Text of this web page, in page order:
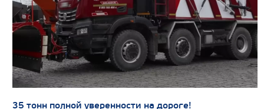
Производитель
Экологический класс
Грузоподъемность, кг
Вместимость кузова, м3
Направление разгрузки
Колесная формула
35 тонн полной уверенности на дороге!